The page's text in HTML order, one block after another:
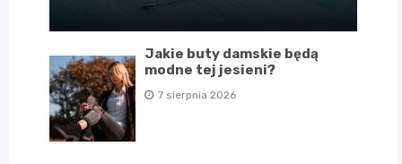
Jakie buty damskie będą
modne tej jesieni?
7 sierpnia 2026